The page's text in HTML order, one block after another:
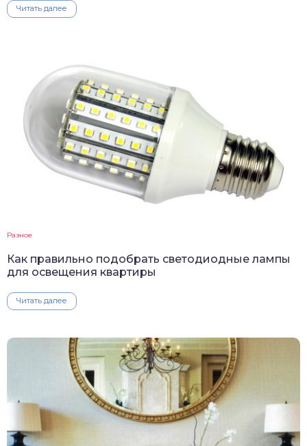
Читать далее
Разное
Как правильно подобрать светодиодные лампы
для освещения квартиры
Читать далее